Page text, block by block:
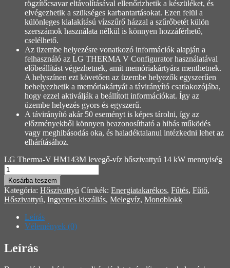
rögzítőcsavar eltávolításával ellenőrizhetik a készüléket, és
elvégezhetik a szükséges karbantartásokat. Ezen felül a
különleges kialakítású vízszűrő házzal a szűrőbetét külön
szerszámok használata nélkül is könnyen hozzáférhető,
cselélhető.
Az üzembe helyezésre vonatkozó információk alapján a
felhasználó az LG THERMA V Configurator használatával
előbeállítást végezhetnek, amit memóriakártyára menthetnek.
A helyszínen ezt követően az üzembe helyezők egyszerűen
behelyezhetik a memóriakártyát a távirányító csatlakozójába,
hogy ezzel aktiválják a beállított információkat. Így az
üzembe helyezés gyors és egyszerű.
A távirányító akár 50 eseményt is képes tárolni, így az
előzményekből könnyen beazonosítható a hibás működés
vagy meghibásodás oka, és haladéktalanul intézkedni lehet az
elhárításához.
LG Therma-V HM143M levegő-víz hőszivattyú 14 kW mennyiség
Kosárba teszem
Kategória: Hőszivattyú Címkék: Energiatakarékos, Fűtés, Fűtő,
Hőszivattyú, Ingyenes kiszállás, Melegvíz, Monoblokk
Leírás
Vélemények (0)
Leírás